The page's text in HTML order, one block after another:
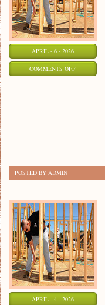
APRIL - 6 - 2026
COMMENTS OFFON
POSTED BY ADMIN
APRIL - 4 - 2026